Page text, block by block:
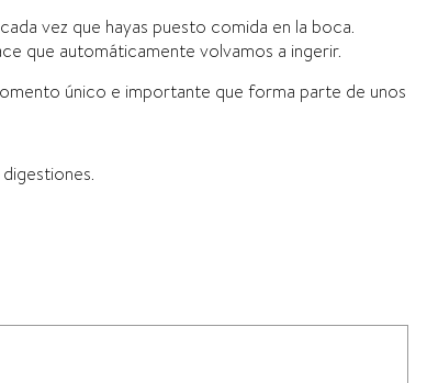
vez que hayas puesto comida en la boca.
que automáticamente volvamos a ingerir.
único e importante que forma parte de unos